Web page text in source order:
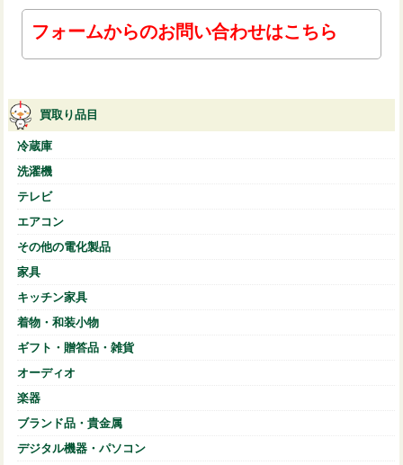
フォームからのお問い合わせはこちら
買取り品目
冷蔵庫
洗濯機
テレビ
エアコン
その他の電化製品
家具
キッチン家具
着物・和装小物
ギフト・贈答品・雑貨
オーディオ
楽器
ブランド品・貴金属
デジタル機器・パソコン